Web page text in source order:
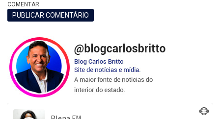
COMENTAR.